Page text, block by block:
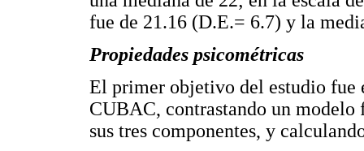
fue de 21.16 (D.E.= 6.7) y la
Propiedades psicométricas
El primer objetivo del estudio fue
CUBAC, contrastando un
sus tres componentes, y